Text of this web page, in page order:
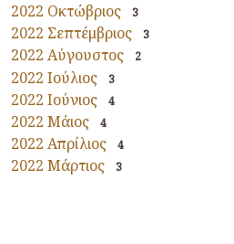
2022 Οκτώβριος 3
2022 Σεπτέμβριος 3
2022 Αύγουστος 2
2022 Ιούλιος 3
2022 Ιούνιος 4
2022 Μάιος 4
2022 Απρίλιος 4
2022 Μάρτιος 3